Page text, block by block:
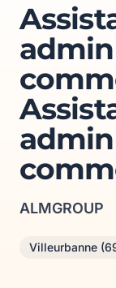
ALMGROUP
Villeurbanne